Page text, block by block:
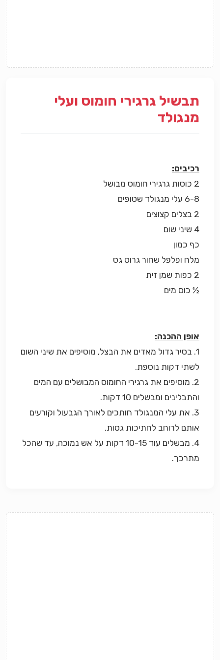
תבשיל גרגירי חומוס ועלי
מנגולד
רכיבים:
2 כוסות גרגירי חומוס מבושל
6-8 עלי מנגולד שטופים
2 בצלים קצוצים
4 שיני שום
כף כמון
מלח ופלפל שחור גרוס גס
2 כפות שמן זית
½ כוס מים
אופן ההכנה:
1. בסיר גדול מאדים את הבצל, מוסיפים את שיני השום
לשתי דקות נוספת.
2. מוסיפים את גרגירי החומוס המבושלים עם המים
והתבלינים ומבשלים 10 דקות.
3. את עלי המנגולד חותכים לאורך הגבעול וקורעים
אותם לרוחב לחתיכות גסות.
4. מבשלים עוד 10-15 דקות על אש נמוכה, עד שהכל
מתרכך.